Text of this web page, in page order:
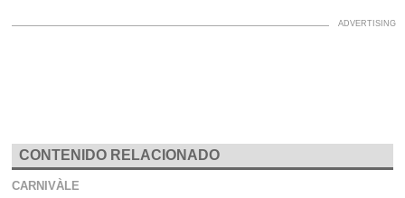
CONTENIDO RELACIONADO
CARNIVÀLE